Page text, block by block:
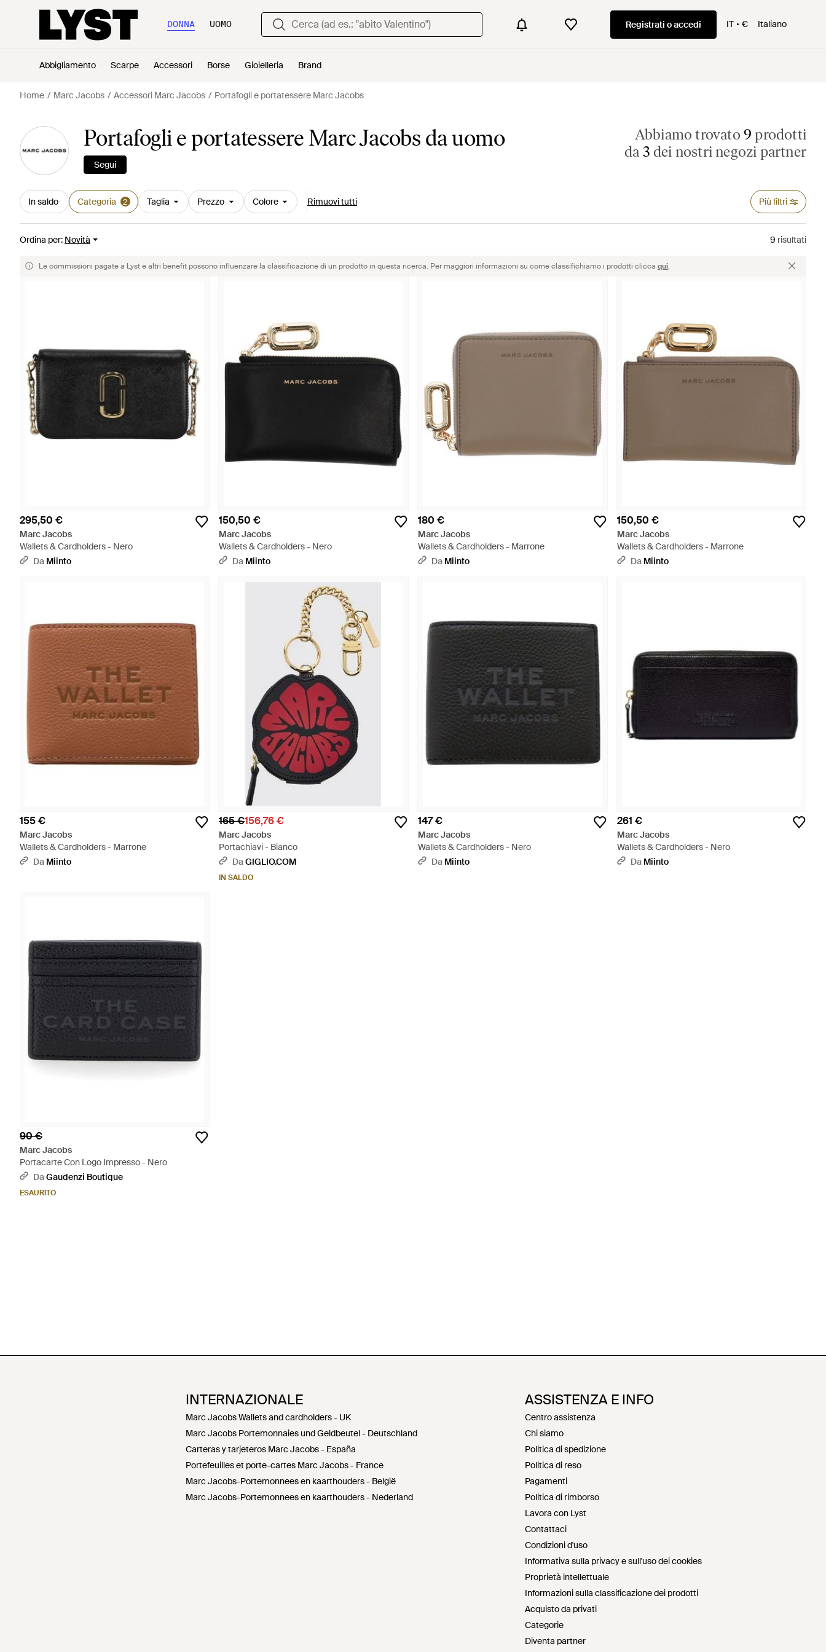
DONNA UOMO Registrati o accedi IT € Italiano
Abbigliamento Scarpe Accessori Borse Gioielleria Brand
Home Marc Jacobs Accessori Marc Jacobs Portafogli e portatessere Marc Jacobs
Portafogli e portatessere Marc Jacobs da uomo
Segui
Abbiamo trovato 9 prodotti
da 3 dei nostri negozi partner
In saldo Categoria 2 Taglia Prezzo Colore Rimuovi tutti Più filtri
Ordina per: Novità 9 risultati
Le commissioni pagate a Lyst e altri benefit possono influenzare la classificazione di un prodotto in questa ricerca. Per maggiori informazioni su come classifichiamo i prodotti clicca qui.
295,50 €
Marc Jacobs
Wallets & Cardholders - Nero
Da Miinto
150,50 €
Marc Jacobs
Wallets & Cardholders - Nero
Da Miinto
180 €
Marc Jacobs
Wallets & Cardholders - Marrone
Da Miinto
150,50 €
Marc Jacobs
Wallets & Cardholders - Marrone
Da Miinto
155 €
Marc Jacobs
Wallets & Cardholders - Marrone
Da Miinto
165 €156,76 €
Marc Jacobs
Portachiavi - Bianco
DaGIGLIO.COM
IN SALDO
147 €
Marc Jacobs
Wallets & Cardholders - Nero
Da Miinto
261 €
Marc Jacobs
Wallets & Cardholders - Nero
Da Miinto
90 €
Marc Jacobs
Portacarte Con Logo Impresso - Nero
DaGaudenzi Boutique
ESAURITO
INTERNAZIONALE
Marc Jacobs Wallets and cardholders - UK
Marc Jacobs Portemonnaies und Geldbeutel - Deutschland
Carteras y tarjeteros Marc Jacobs - España
Portefeuilles et porte-cartes Marc Jacobs - France
Marc Jacobs-Portemonnees en kaarthouders - België
Marc Jacobs-Portemonnees en kaarthouders - Nederland
ASSISTENZA E INFO
Centro assistenza
Chi siamo
Politica di spedizione
Politica di reso
Pagamenti
Politica di rimborso
Lavora con Lyst
Contattaci
Condizioni d'uso
Informativa sulla privacy e sull'uso dei cookies
Proprietà intellettuale
Informazioni sulla classificazione dei prodotti
Acquisto da privati
Categorie
Diventa partner